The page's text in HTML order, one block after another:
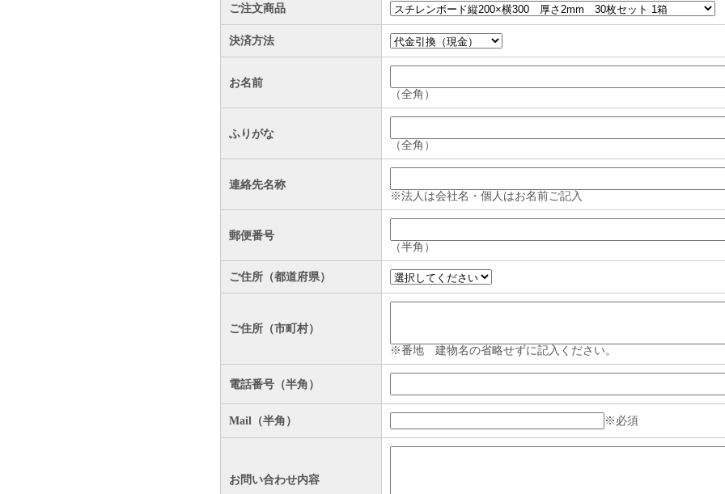
ご注文商品
決済方法
お名前
（全角）
ふりがな
（全角）
連絡先名称
※法人は会社名・個人はお名前ご記入
郵便番号
（半角）
ご住所（都道府県）
ご住所（市町村）
※番地 建物名の省略せずに記入ください。
電話番号（半角）
Mail（半角） ※必須
お問い合わせ内容